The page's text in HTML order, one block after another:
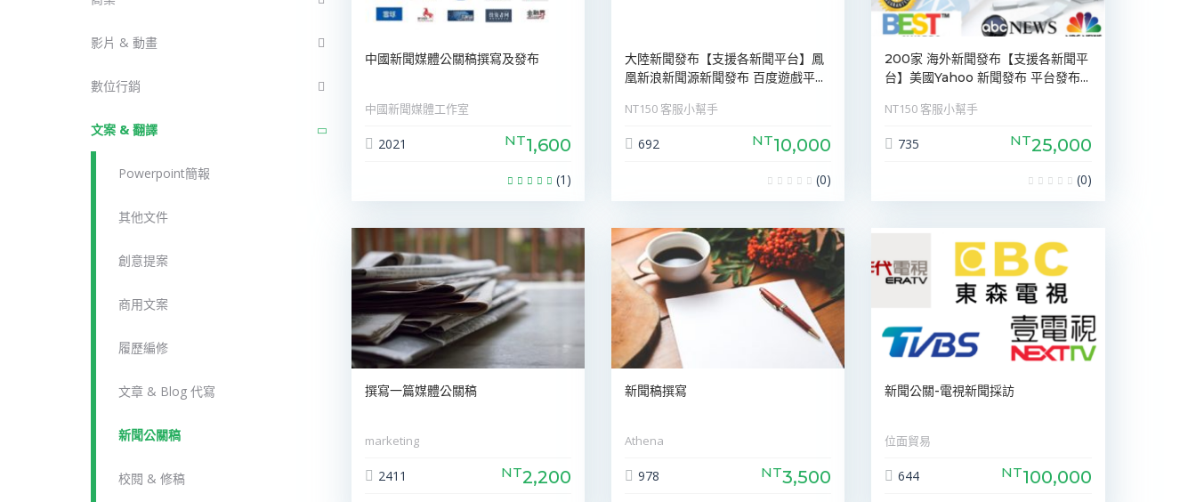
影片 & 動畫
數位行銷
文案 & 翻譯
Powerpoint簡報
其他文件
創意提案
商用文案
履歷編修
文章 & Blog 代寫
新聞公關稿
校閱 & 修稿
中國新聞媒體公關稿撰寫及發布
中國新聞媒體工作室
2021 NT1,600
(1)
大陸新聞發布【支援各新聞平台】鳳
凰新浪新聞源新聞發布 百度遊戲平...
NT150 客服小幫手
692 NT10,000
(0)
200家 海外新聞發布【支援各新聞平
台】美國Yahoo 新聞發布 平台發布...
NT150 客服小幫手
735 NT25,000
(0)
撰寫一篇媒體公關稿
marketing
2411 NT2,200
新聞稿撰寫
Athena
978 NT3,500
新聞公關-電視新聞採訪
位面貿易
644 NT100,000